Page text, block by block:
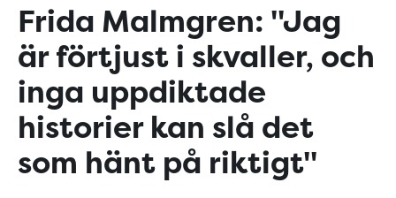
Frida Malmgren: "Jag
är förtjust i skvaller, och
inga uppdiktade
historier kan slå det
som hänt på riktigt"